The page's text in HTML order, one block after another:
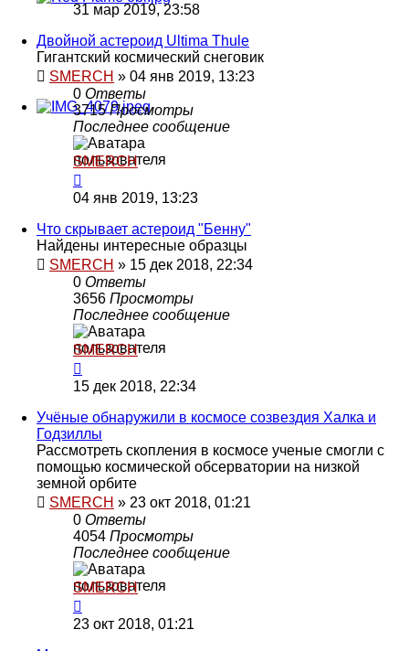
31 мар 2019, 23:58
Двойной астероид Ultima Thule
Гигантский космический снеговик
SMERCH » 04 янв 2019, 13:23
0 Ответы
3715Просмотры
Последнее сообщение
SMERCH
04 янв 2019, 13:23
Что скрывает астероид "Бенну"
Найдены интересные образцы
SMERCH » 15 дек 2018, 22:34
0 Ответы
3656 Просмотры
Последнее сообщение
SMERCH
15 дек 2018, 22:34
Учёные обнаружили в космосе созвездия Халка и
Годзиллы
Рассмотреть скопления в космосе ученые смогли с
помощью космической обсерватории на низкой
земной орбите
SMERCH » 23 окт 2018, 01:21
0 Ответы
4054 Просмотры
Последнее сообщение
SMERCH
23 окт 2018, 01:21